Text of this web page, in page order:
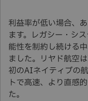
利益率が低い場合、
ます。レガシー・シ
能性を制約し続ける
ました。リヤド航空
初のAIネイティブの
トで高速、より直感
た。